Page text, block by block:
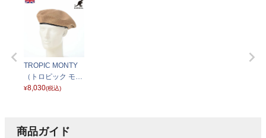
TROPIC MONTY
（トロピック モン
ティ） オーツ
¥8,030(税込)
商品ガイド